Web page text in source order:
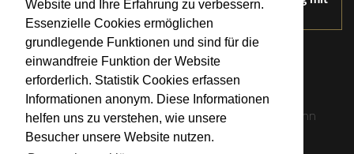
Website und Ihre Erfahrung zu verbessern.
Essenzielle Cookies ermöglichen
grundlegende Funktionen und sind für die
einwandfreie Funktion der Website
erforderlich. Statistik Cookies erfassen
Informationen anonym. Diese Informationen
helfen uns zu verstehen, wie unsere
Besucher unsere Website nutzen.
Alkohol ein.
KONTAKT
Weingut Kistenmacher & Hengerer
Eugen-Nägele-Straße 23-25, 74074 Heilbronn
info@kistenmacher-hengerer.de